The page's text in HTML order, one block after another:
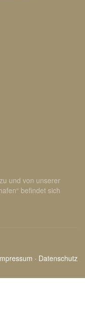
und von unserer
befindet sich
· Datenschutz